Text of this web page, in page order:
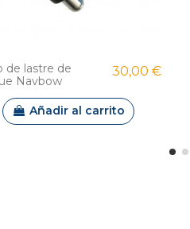
de lastre de
Navbow
30,00 €
Añadir al carrito